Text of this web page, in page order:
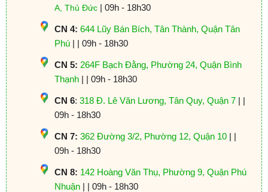
A, Thủ Đức| 09h - 18h30
CN 4: 644 Lũy Bán Bích, Tân Thành, Quận Tân
Phú| | 09h - 18h30
CN 5: 264F Bạch Đằng, Phường 24, Quận Bình
Thạnh| | 09h - 18h30
CN 6: 318 Đ. Lê Văn Lương, Tân Quy, Quận 7| |
09h - 18h30
CN 7: 362 Đường 3/2, Phường 12, Quận 10| |
09h - 18h30
CN 8: 142 Hoàng Văn Thụ, Phường 9, Quận Phú
Nhuận| | 09h - 18h30